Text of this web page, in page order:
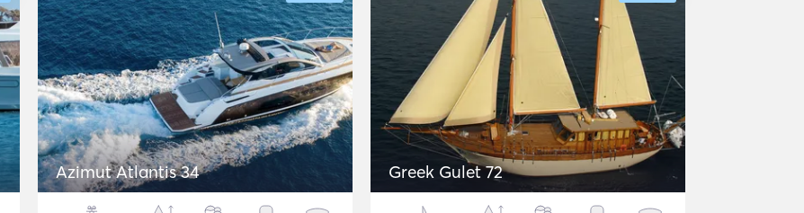
Azimut Atlantis 34 Greek Gulet 72